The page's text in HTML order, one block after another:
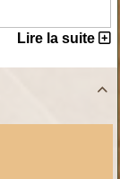
Lire la suite
